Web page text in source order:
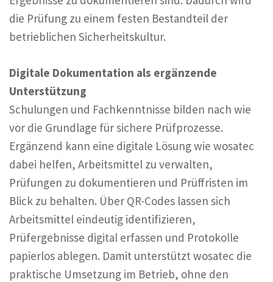
die Prüfung zu einem festen Bestandteil der
betrieblichen Sicherheitskultur.
Digitale Dokumentation als ergänzende
Unterstützung
Schulungen und Fachkenntnisse bilden nach wie
vor die Grundlage für sichere Prüfprozesse.
Ergänzend kann eine digitale Lösung wie wosatec
dabei helfen, Arbeitsmittel zu verwalten,
Prüfungen zu dokumentieren und Prüffristen im
Blick zu behalten. Über QR-Codes lassen sich
Arbeitsmittel eindeutig identifizieren,
Prüfergebnisse digital erfassen und Protokolle
papierlos ablegen. Damit unterstützt wosatec die
praktische Umsetzung im Betrieb, ohne den